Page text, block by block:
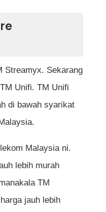
Streamyx. Sekarang
Unifi. TM Unifi
di bawah syarikat
Malaysia ni.
lebih murah
TM
jauh lebih